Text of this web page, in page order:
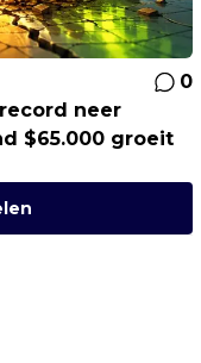
0
neer
$65.000 groeit